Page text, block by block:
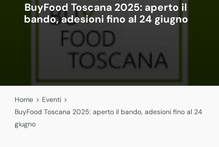
BuyFood Toscana 2025: aperto il
bando, adesioni fino al 24 giugno
Home > Eventi >
BuyFood Toscana 2025: aperto il bando, adesioni fino al 24
giugno